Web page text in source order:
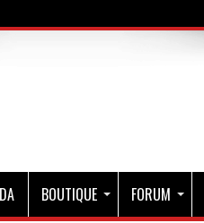
BOUTIQUE FORUM